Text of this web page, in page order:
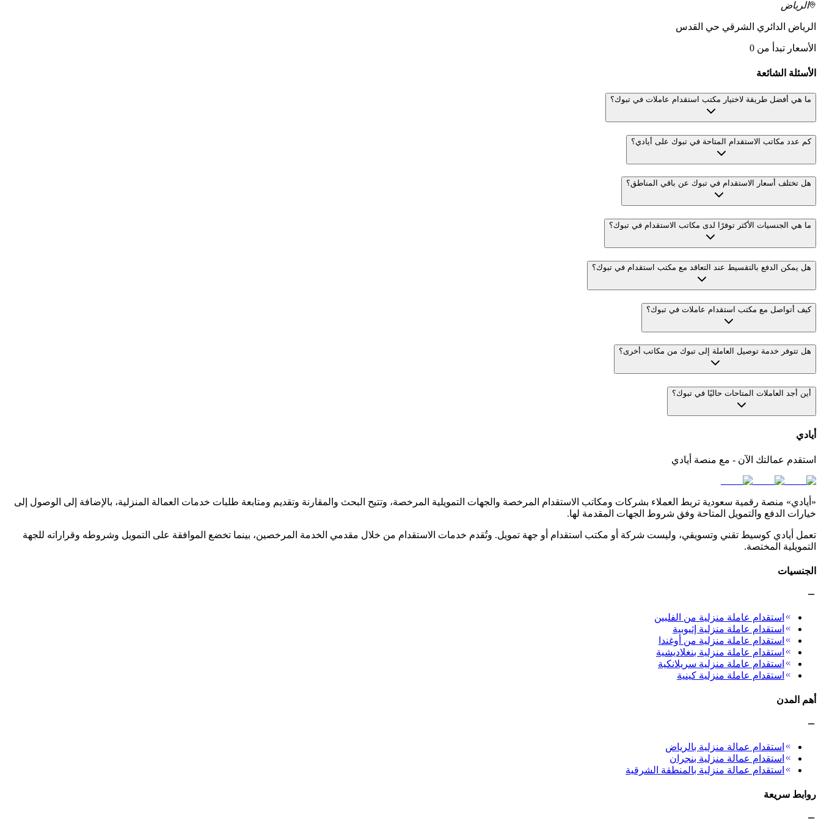
الرياض
الرياض الدائري الشرقي حي القدس
الأسعار تبدأ من 0
الأسئلة الشائعة
ما هي أفضل طريقة لاختيار مكتب استقدام عاملات في تبوك؟
كم عدد مكاتب الاستقدام المتاحة في تبوك على أيادي؟
هل تختلف أسعار الاستقدام في تبوك عن باقي المناطق؟
ما هي الجنسيات الأكثر توفرًا لدى مكاتب الاستقدام في تبوك؟
هل يمكن الدفع بالتقسيط عند التعاقد مع مكتب استقدام في تبوك؟
كيف أتواصل مع مكتب استقدام عاملات في تبوك؟
هل تتوفر خدمة توصيل العاملة إلى تبوك من مكاتب أخرى؟
أين أجد العاملات المتاحات حاليًا في تبوك؟
أيادي
استقدم عمالتك الآن - مع منصة أيادي
«أيادي» منصة رقمية سعودية تربط العملاء بشركات ومكاتب الاستقدام المرخصة والجهات التمويلية المرخصة، وتتيح البحث والمقارنة وتقديم ومتابعة طلبات خدمات العمالة المنزلية، بالإضافة إلى الوصول إلى
خيارات الدفع والتمويل المتاحة وفق شروط الجهات المقدمة لها.
تعمل أيادي كوسيط تقني وتسويقي، وليست شركة أو مكتب استقدام أو جهة تمويل. وتُقدم خدمات الاستقدام من خلال مقدمي الخدمة المرخصين، بينما تخضع الموافقة على التمويل وشروطه وقراراته للجهة
التمويلية المختصة.
الجنسيات
استقدام عاملة منزلية من الفلبين
استقدام عاملة منزلية إثيوبية
استقدام عاملة منزلية من أوغندا
استقدام عاملة منزلية بنغلاديشية
استقدام عاملة منزلية سريلانكية
استقدام عاملة منزلية كينية
أهم المدن
استقدام عمالة منزلية بالرياض
استقدام عمالة منزلية بنجران
استقدام عمالة منزلية بالمنطقة الشرقية
روابط سريعة